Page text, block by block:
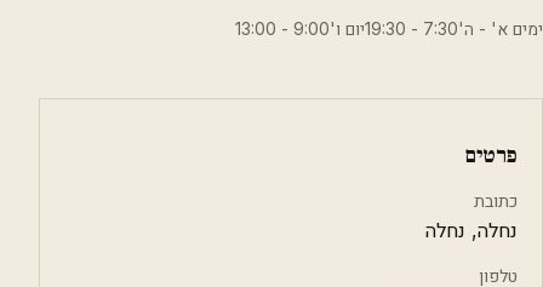
ימים א' - ה'7:30 - 19:30יום ו'9:00 - 13:00
פרטים
כתובת
נחלה, נחלה
טלפון